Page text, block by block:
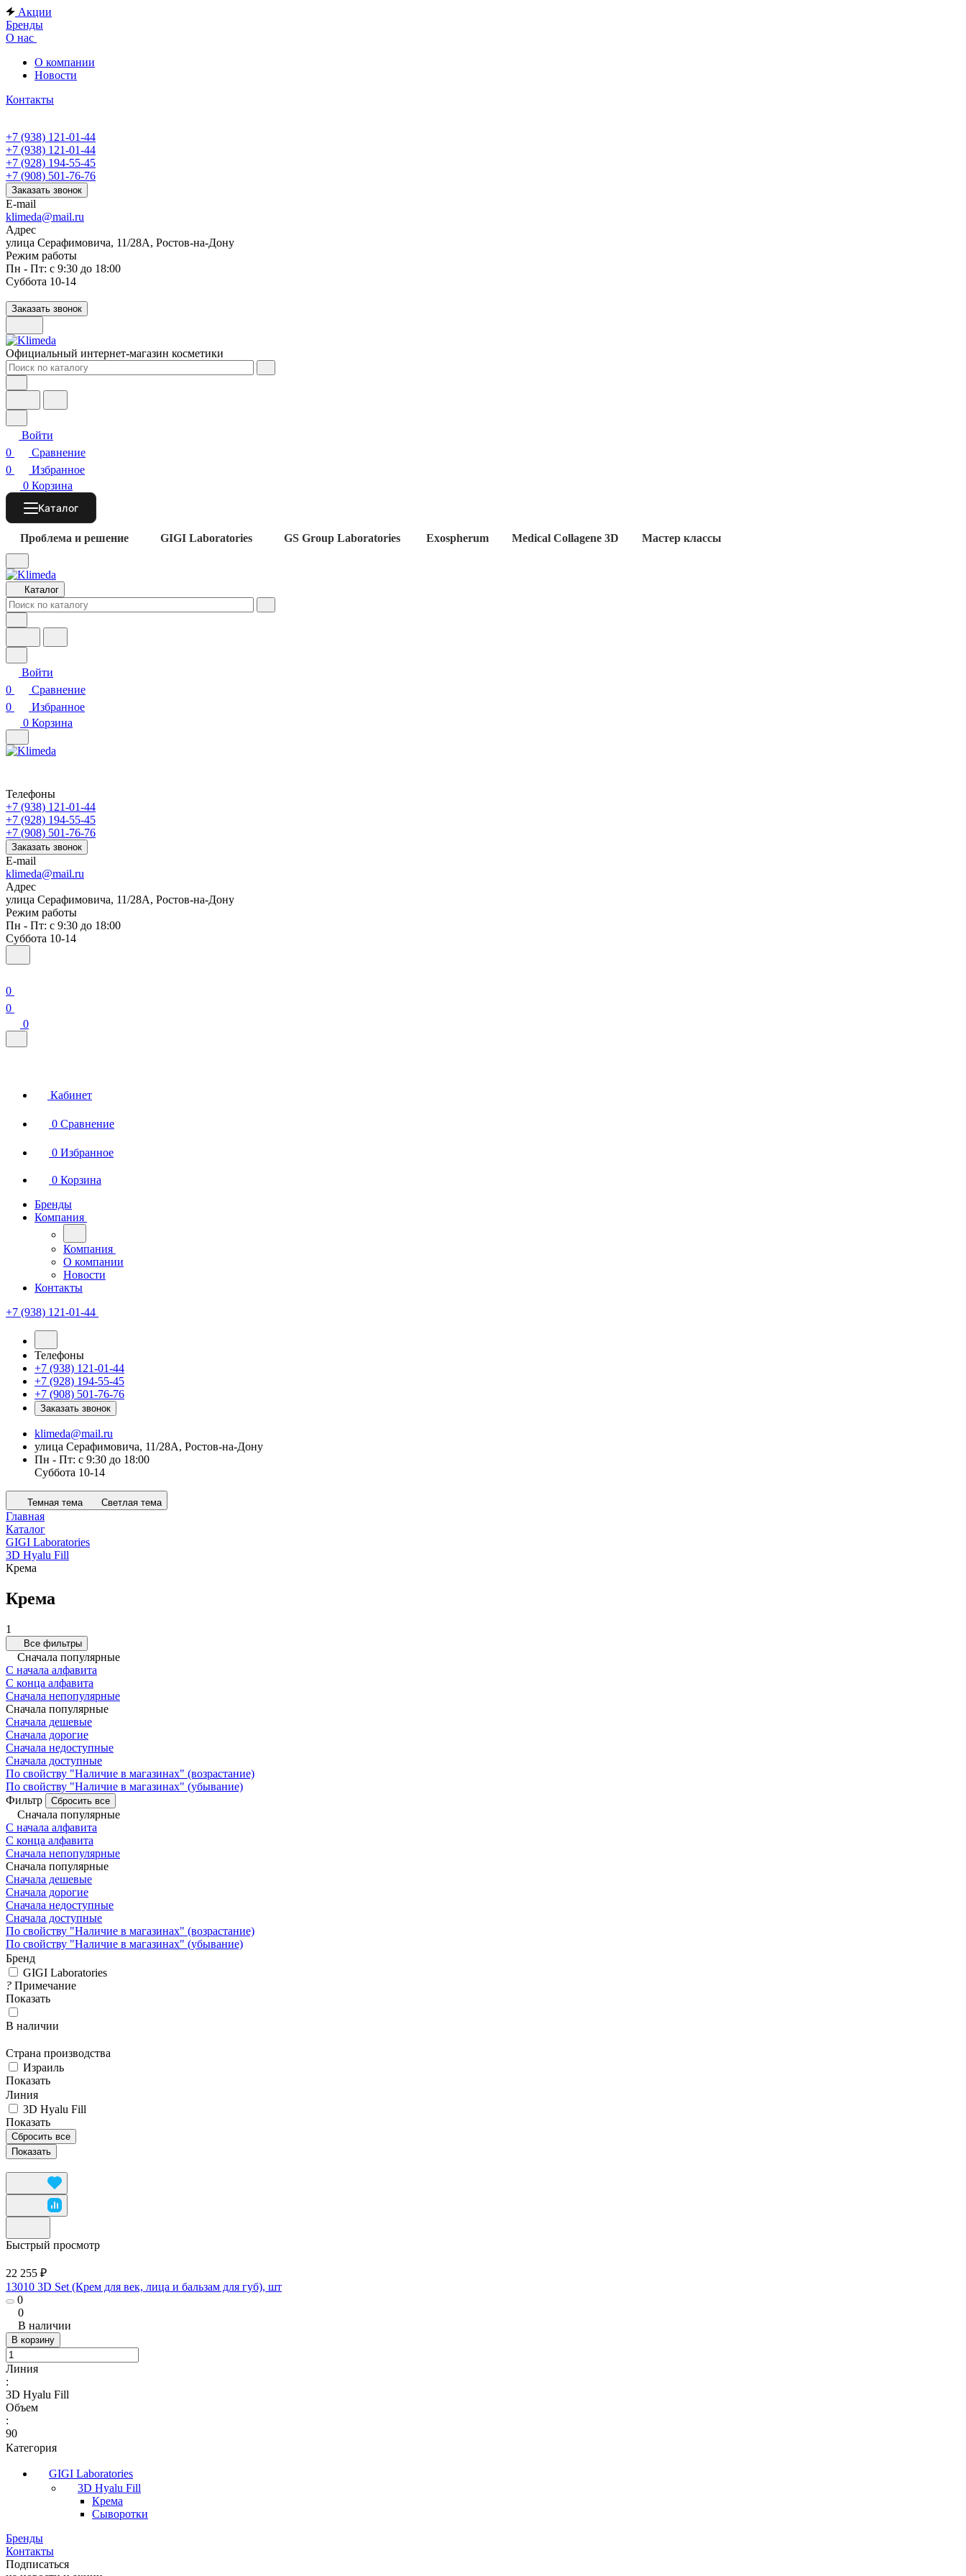
Акции
Бренды
О нас
О компании
Новости
Контакты
+7 (938) 121-01-44
+7 (938) 121-01-44
+7 (928) 194-55-45
+7 (908) 501-76-76
Заказать звонок
E-mail
klimeda@mail.ru
Адрес
улица Серафимовича, 11/28А, Ростов-на-Дону
Режим работы
Пн - Пт: с 9:30 до 18:00
Суббота 10-14
Заказать звонок
Официальный интернет-магазин косметики
Войти
0
Сравнение
0
Избранное
0 Корзина
Каталог
Проблема и решение GIGI Laboratories GS Group Laboratories Exospherum Medical Collagene 3D Мастер классы
Каталог
Войти
0
Сравнение
0
Избранное
0 Корзина
Телефоны
+7 (938) 121-01-44
+7 (928) 194-55-45
+7 (908) 501-76-76
Заказать звонок
E-mail
klimeda@mail.ru
Адрес
улица Серафимовича, 11/28А, Ростов-на-Дону
Режим работы
Пн - Пт: с 9:30 до 18:00
Суббота 10-14
0
0
0
Кабинет
0 Сравнение
0 Избранное
0 Корзина
Бренды
Компания
Компания
О компании
Новости
Контакты
+7 (938) 121-01-44
Телефоны
+7 (938) 121-01-44
+7 (928) 194-55-45
+7 (908) 501-76-76
Заказать звонок
klimeda@mail.ru
улица Серафимовича, 11/28А, Ростов-на-Дону
Пн - Пт: с 9:30 до 18:00
Суббота 10-14
Темная тема Светлая тема
Главная
Каталог
GIGI Laboratories
3D Hyalu Fill
Крема
Крема
1
Все фильтры
Сначала популярные
С начала алфавита
С конца алфавита
Сначала непопулярные
Сначала популярные
Сначала дешевые
Сначала дорогие
Сначала недоступные
Сначала доступные
По свойству "Наличие в магазинах" (возрастание)
По свойству "Наличие в магазинах" (убывание)
Фильтр
Сбросить все
Сначала популярные
С начала алфавита
С конца алфавита
Сначала непопулярные
Сначала популярные
Сначала дешевые
Сначала дорогие
Сначала недоступные
Сначала доступные
По свойству "Наличие в магазинах" (возрастание)
По свойству "Наличие в магазинах" (убывание)
Бренд
GIGI Laboratories
? Примечание
Показать
В наличии
Страна производства
Израиль
Показать
Линия
3D Hyalu Fill
Показать
Сбросить все
Быстрый просмотр
22 255 ₽
13010 3D Set (Крем для век, лица и бальзам для губ), шт
0
0
В наличии
В корзину
Линия
:
3D Hyalu Fill
Объем
:
90
Категория
GIGI Laboratories
3D Hyalu Fill
Крема
Сыворотки
Бренды
Контакты
Подписаться